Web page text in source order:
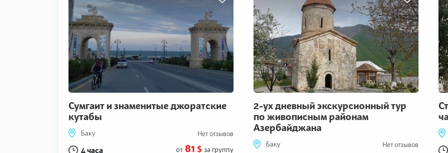
Сумгаит и знаменитые джоратские
кутабы
Баку Нет отзывов
4 часа от 81 $ за группу
2-ух дневный экскурсионный тур
по живописным районам
Азербайджана
Баку Нет отзывов